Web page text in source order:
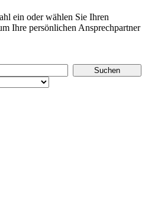
ein oder wählen Sie Ihren
Ihre persönlichen Ansprechpartner